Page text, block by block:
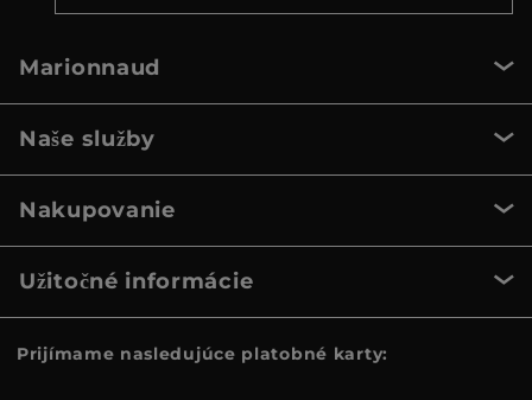
Marionnaud
Naše služby
Nakupovanie
Užitočné informácie
Prijímame nasledujúce platobné karty: